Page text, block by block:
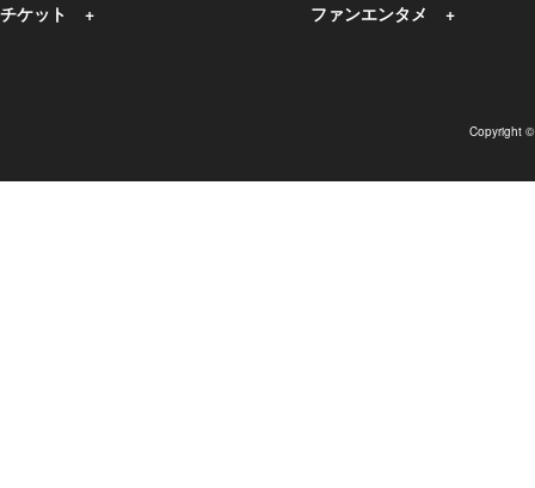
チケット
ファンエンタメ
Copyright